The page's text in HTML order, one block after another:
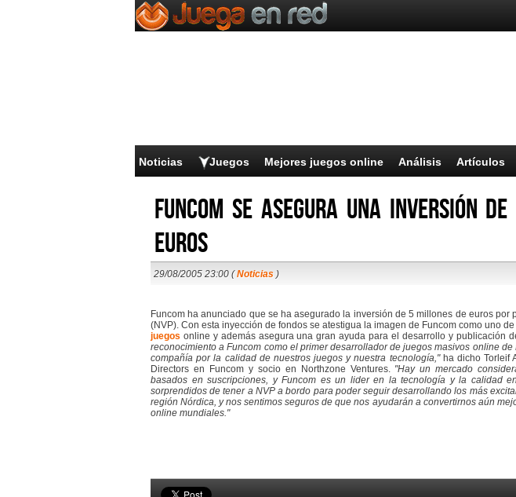
Noticias Juegos Mejores juegos online Análisis Artículos
Funcom se asegura una inversión
euros
29/08/2005 23:00 (Noticias )
Funcom ha anunciado que se ha asegurado la inversión de 5 millones de euros por
(NVP). Con esta inyección de fondos se atestigua la imagen de Funcom como uno
juegos online y además asegura una gran ayuda para el desarrollo y publicación
reconocimiento a Funcom como el primer desarrollador de juegos masivos online
compañía por la calidad de nuestros juegos y nuestra tecnología,"ha dicho Torleif
Directors en Funcom y socio en Northzone Ventures. "Hay un mercado
basados en suscripciones, y Funcom es un lider en la tecnología y la calidad
sorprendidos de tener a NVP a bordo para poder seguir desarrollando los más
región Nórdica, y nos sentimos seguros de que nos ayudarán a convertirnos aún
online mundiales."